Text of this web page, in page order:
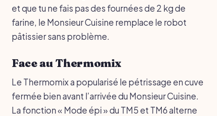
et que tu ne fais pas des fournées de 2 kg de
farine, le Monsieur Cuisine remplace le robot
pâtissier sans problème.
Face au Thermomix
Le Thermomix a popularisé le pétrissage en cuve
fermée bien avant l’arrivée du Monsieur Cuisine.
La fonction « Mode épi » du TM5 et TM6 alterne